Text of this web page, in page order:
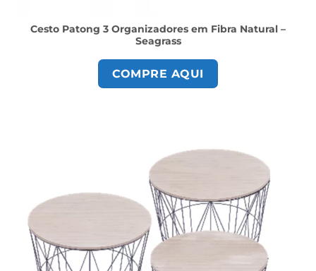
Cesto Patong 3 Organizadores em Fibra Natural –
Seagrass
COMPRE AQUI